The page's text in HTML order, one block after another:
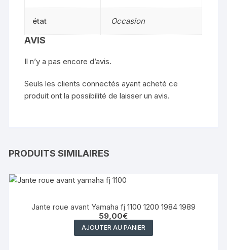
état Occasion
AVIS
Il n’y a pas encore d’avis.
Seuls les clients connectés ayant acheté ce
produit ont la possibilité de laisser un avis.
PRODUITS SIMILAIRES
Jante roue avant Yamaha fj 1100 1200 1984 1989
59,00€
AJOUTER AU PANIER